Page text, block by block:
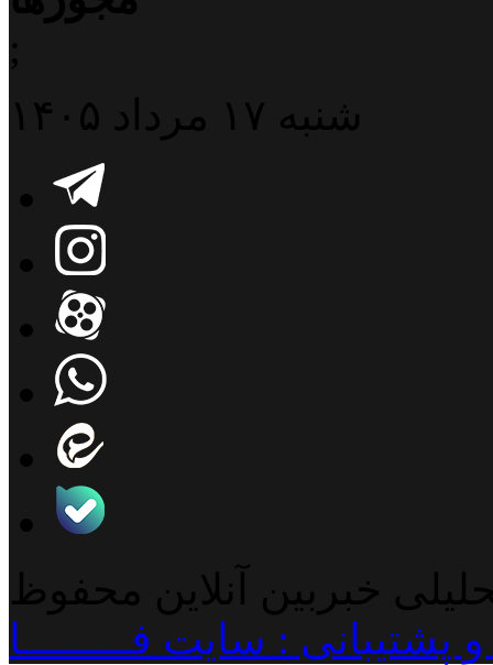
;
شنبه ۱۷ مرداد ۱۴۰۵
خبربین آنلاین محفوظ
: سایت فـــــــــا